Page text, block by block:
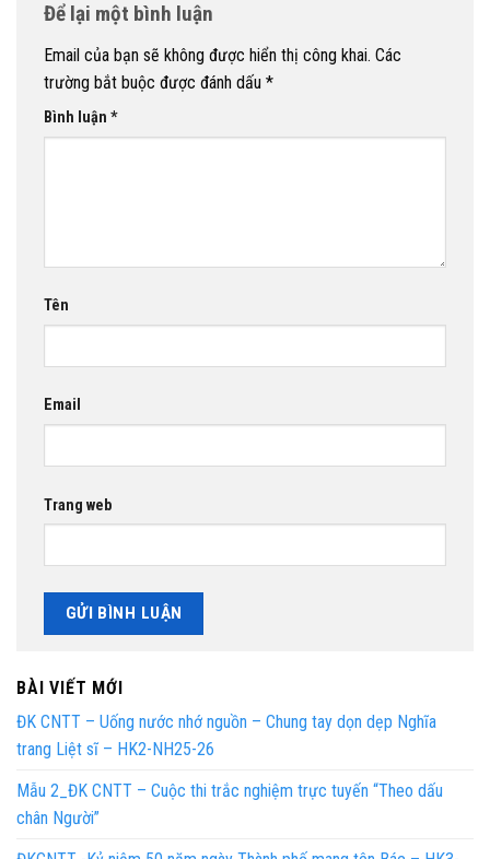
Để lại một bình luận
Email của bạn sẽ không được hiển thị công khai. Các
trường bắt buộc được đánh dấu *
Bình luận *
Tên
Email
Trang web
BÀI VIẾT MỚI
ĐK CNTT – Uống nước nhớ nguồn – Chung tay dọn dẹp Nghĩa
trang Liệt sĩ – HK2-NH25-26
Mẫu 2_ĐK CNTT – Cuộc thi trắc nghiệm trực tuyến “Theo dấu
chân Người”